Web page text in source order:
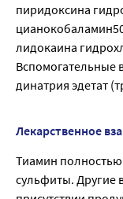
пиридоксина
лидокаина
Вспомогательные
динатрия эдетат
Лекарственное
Тиамин полностью
сульфиты. Другие